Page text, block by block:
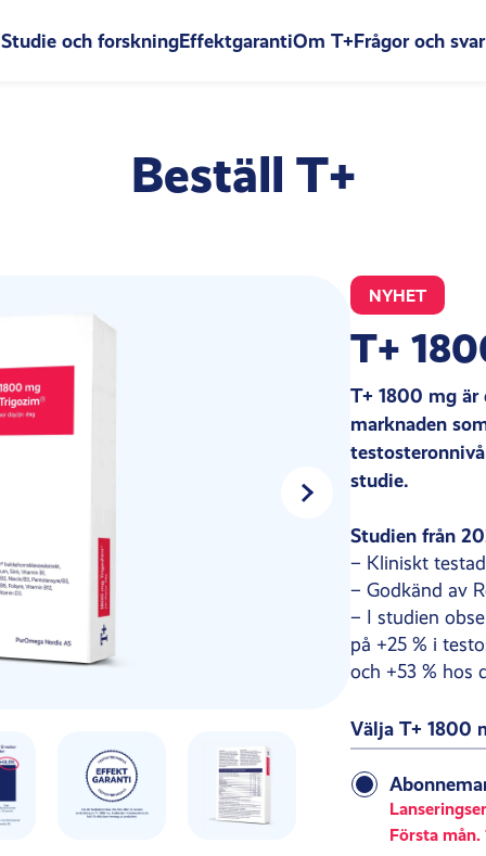
Studie och forskningEffektgarantiOm T+Frågor och svar
Beställ T+
NYHET
T+
T+ 1800 mg
marknaden
studie.
Studien från
– Kliniskt
– Godkänd av
– I studien
på +25 % i
och +53 % hos
Välja T+ 1800
Första mån.